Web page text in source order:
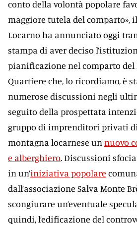
conto della volontà popolare
maggiore tutela del comparto»,
Locarno ha annunciato oggi
stampa di aver deciso
pianificazione nel comparto del
Quartiere che, lo ricordiamo, è
numerose discussioni negli
seguito della prospettata
gruppo di imprenditori privati
montagna locarnese un nuovo
e alberghiero. Discussioni
in un’iniziativa popolare
dall’associazione Salva Monte
scongiurare un’eventuale
quindi, l’edificazione del